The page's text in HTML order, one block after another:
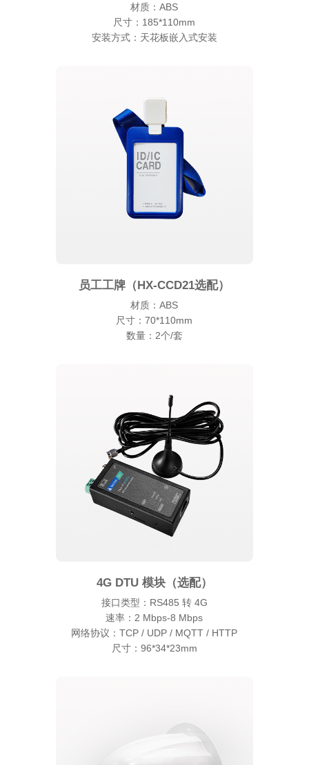
材质：ABS
尺寸：185*110mm
安装方式：天花板嵌入式安装
员工工牌（HX-CCD21选配）
材质：ABS
尺寸：70*110mm
数量：2个/套
4G DTU 模块（选配）
接口类型：RS485 转 4G
速率：2 Mbps-8 Mbps
网络协议：TCP / UDP / MQTT / HTTP
尺寸：96*34*23mm